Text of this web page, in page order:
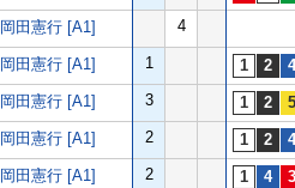
岡田憲行 [A1] 4
岡田憲行 [A1] 1
岡田憲行 [A1] 3
岡田憲行 [A1] 2
岡田憲行 [A1] 2